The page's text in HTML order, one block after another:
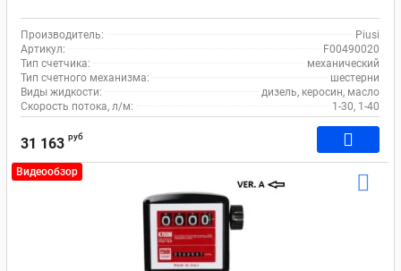
Производитель:
Piusi
Артикул:
F00490020
Тип счетчика:
механический
Тип счетного механизма:
шестерни
Виды жидкости:
дизель, керосин, масло
Скорость потока, л/м:
1-30, 1-40
31 163 руб
Видеообзор